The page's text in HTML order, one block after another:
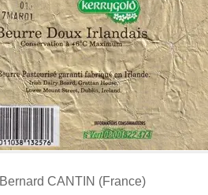
Bernard CANTIN (France)